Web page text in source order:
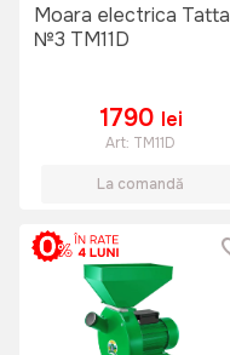
Moara electrica Tatta
№3 TM11D
1790 lei
Art: TM11D
La comandă